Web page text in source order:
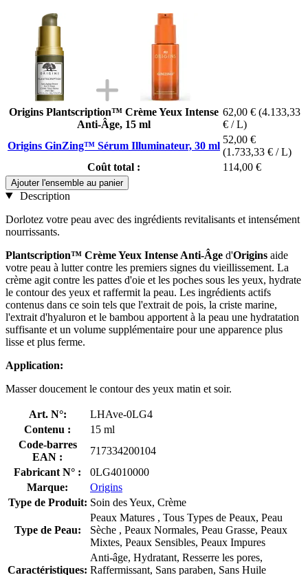
Origins Plantscription™ Crème Yeux Intense
Anti-Âge, 15 ml
62,00 € (4.133,33
€ / L)
Origins GinZing™ Sérum Illuminateur, 30 ml
52,00 €
(1.733,33 € / L)
Coût total :
114,00 €
Ajouter l'ensemble au panier
Description
Dorlotez votre peau avec des ingrédients revitalisants et intensément
nourrissants.
Plantscription™ Crème Yeux Intense Anti-Âge d'Origins aide
votre peau à lutter contre les premiers signes du vieillissement. La
crème agit contre les pattes d'oie et les poches sous les yeux, hydrate
le contour des yeux et raffermit la peau. Les ingrédients actifs
contenus dans ce soin tels que l'extrait de pois, la criste marine,
l'extrait d'hyaluron et le bambou apportent à la peau une hydratation
suffisante et un volume supplémentaire pour une apparence plus
lisse et plus ferme.
Application:
Masser doucement le contour des yeux matin et soir.
Art. N°:
LHAve-0LG4
Contenu :
15 ml
Code-barres
EAN :
717334200104
Fabricant N° :
0LG4010000
Marque:
Origins
Type de Produit: Soin des Yeux, Crème
Type de Peau:
Peaux Matures , Tous Types de Peaux, Peau
Sèche , Peaux Normales, Peau Grasse, Peaux
Mixtes, Peaux Sensibles, Peaux Impures
Caractéristiques:
Anti-âge, Hydratant, Resserre les pores,
Raffermissant, Sans paraben, Sans Huile